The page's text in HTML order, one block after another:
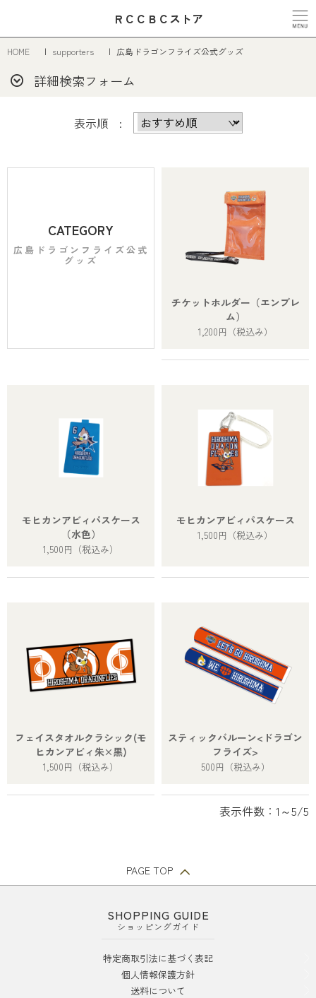
ＲＣＣＢＣストア
HOME supporters 広島ドラゴンフライズ公式グッズ
詳細検索フォーム
表示順 :
CATEGORY
広島ドラゴンフライズ公式
グッズ
チケットホルダー（エンブレ
ム）
1,200円 （税込み）
モヒカンアビィパスケース
（水色）
1,500円 （税込み）
モヒカンアビィパスケース
1,500円 （税込み）
フェイスタオルクラシック(モ
ヒカンアビィ朱×黒)
1,500円 （税込み）
スティックバルーン<ドラゴン
フライズ>
500円 （税込み）
表示件数：1～5/5
PAGE TOP
SHOPPING GUIDE
ショッピングガイド
特定商取引法に基づく表記
個人情報保護方針
送料について